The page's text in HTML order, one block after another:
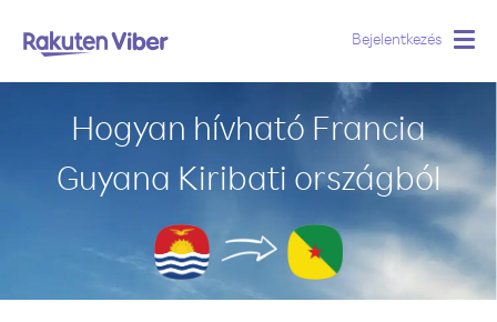
Bejelentkezés
Hogyan hívható Francia
Guyana Kiribati országból